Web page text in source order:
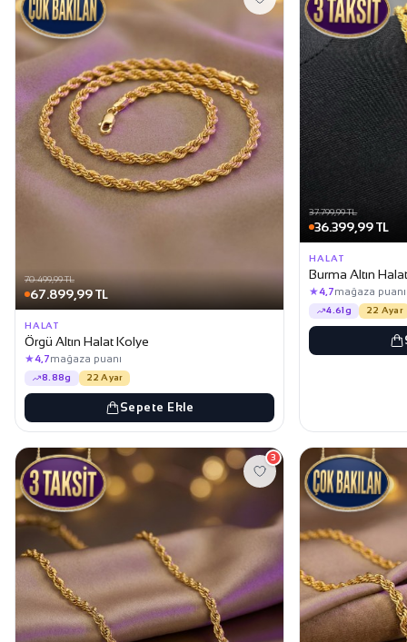
70.499,99 TL
67.899,99 TL
HALAT
Örgü Altın Halat Kolye
★ 4,7 mağaza puanı
8.88g 22 Ayar
Sepete Ekle
37.799,99 TL
36.399,99 TL
HALAT
Burma Altın
★ 4,7 mağaza puanı
4.61g 22 Ayar
3